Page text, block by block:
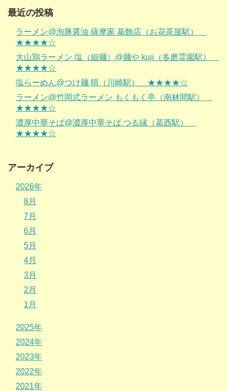
最近の投稿
ラーメン@泡豚醤油 薩摩家 葛飾店（お花茶屋駅）
★★★★☆
大山鶏ラーメン 塩（細麺）@麺や kuji（多磨霊園駅）
★★★★☆
塩らーめん@つけ麺 晴（川崎駅） ★★★★☆
ラーメン@竹岡式ラーメン もくもく亭（南林間駅）
★★★★☆
濃厚中華そば@濃厚中華そば つる縁（葛西駅）
★★★★☆
アーカイブ
2026年
8月
7月
6月
5月
4月
3月
2月
1月
2025年
2024年
2023年
2022年
2021年